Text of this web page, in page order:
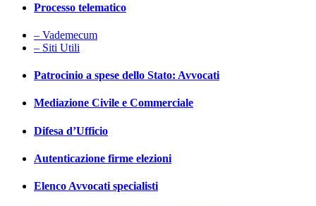
Processo telematico
– Vademecum
– Siti Utili
Patrocinio a spese dello Stato: Avvocati
Mediazione Civile e Commerciale
Difesa d’Ufficio
Autenticazione firme elezioni
Elenco Avvocati specialisti